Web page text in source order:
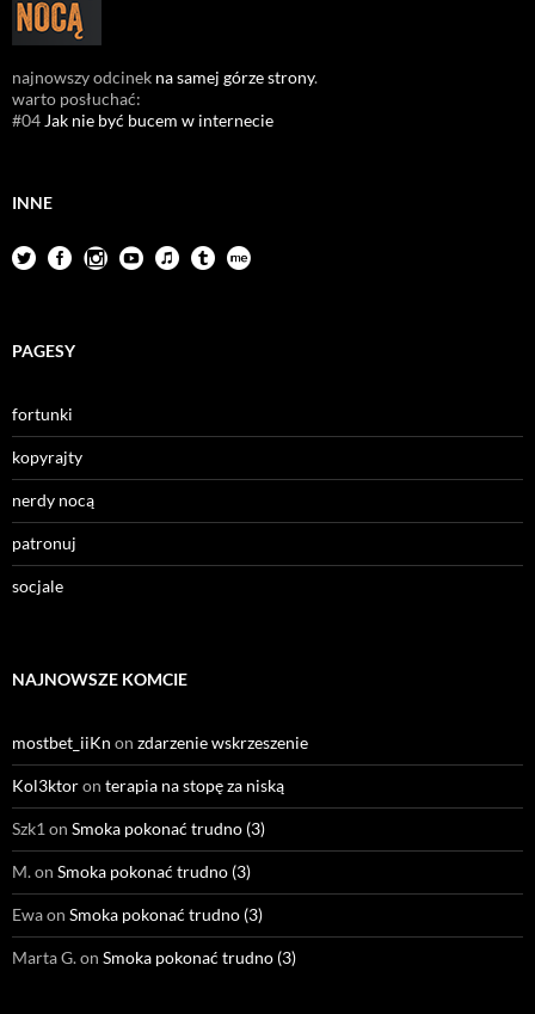
najnowszy odcinek na samej górze strony.
warto posłuchać:
#04Jak nie być bucem w internecie
INNE
PAGESY
fortunki
kopyrajty
nerdy nocą
patronuj
socjale
NAJNOWSZE KOMCIE
mostbet_iiKn on zdarzenie wskrzeszenie
Kol3ktoron terapia na stopę za niską
Szk1on Smoka pokonać trudno (3)
M.on Smoka pokonać trudno (3)
Ewaon Smoka pokonać trudno (3)
Marta G.on Smoka pokonać trudno (3)